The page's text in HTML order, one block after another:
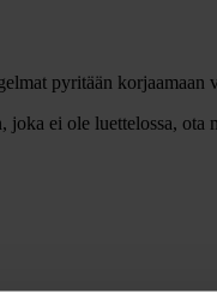
pyritään korjaamaan
joka ei ole luettelossa,